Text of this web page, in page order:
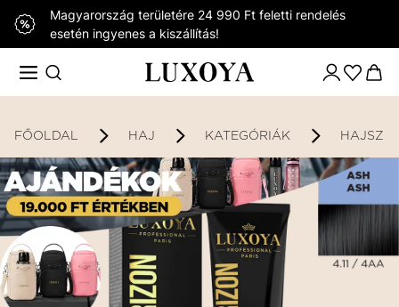
Magyarország területére 24 990 Ft feletti rendelés
esetén ingyenes a kiszállítás!
FŐOLDAL HAJ KATEGÓRIÁK